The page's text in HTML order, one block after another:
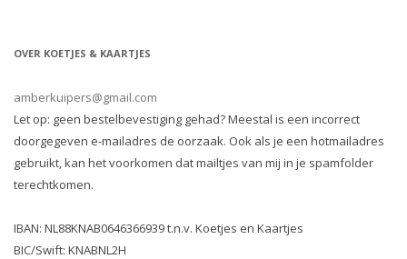
OVER KOETJES & KAARTJES
amberkuipers@gmail.com
Let op: geen bestelbevestiging gehad? Meestal is een incorrect
doorgegeven e-mailadres de oorzaak. Ook als je een hotmailadres
gebruikt, kan het voorkomen dat mailtjes van mij in je spamfolder
terechtkomen.
IBAN: NL88KNAB0646366939 t.n.v. Koetjes en Kaartjes
BIC/Swift: KNABNL2H